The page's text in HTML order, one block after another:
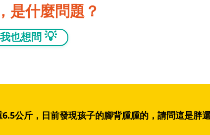
是什麼問題？
我也想問 💡
公斤，日前發現孩子的腳背腫腫的，請問這是胖